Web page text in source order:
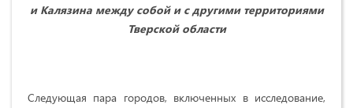
и Калязина между собой и с другими территориями
Тверской области
Следующая пара городов, включенных в исследование,